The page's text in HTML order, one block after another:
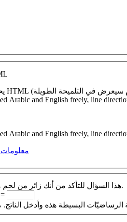
Arabic and English freely, line
Arabic and English freely, line
معلومات
هذا السؤال للتأكد من أنك زائر من لحم ودم ولمنع رسائل السخام.
7 + 10 =